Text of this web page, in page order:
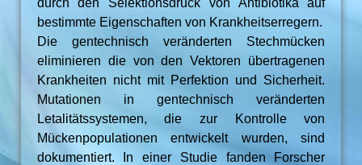
durch den Selektionsdruck von Antibiotika auf
bestimmte Eigenschaften von Krankheitserregern.
Die gentechnisch veränderten Stechmücken
eliminieren die von den Vektoren übertragenen
Krankheiten nicht mit Perfektion und Sicherheit.
Mutationen in gentechnisch veränderten
Letalitätssystemen, die zur Kontrolle von
Mückenpopulationen entwickelt wurden, sind
dokumentiert. In einer Studie fanden Forscher